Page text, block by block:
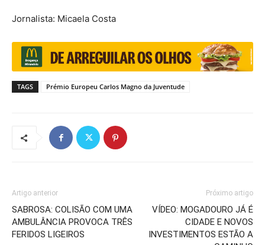
Jornalista: Micaela Costa
TAGS Prémio Europeu Carlos Magno da Juventude
Artigo anterior
SABROSA: COLISÃO COM UMA
AMBULÂNCIA PROVOCA TRÊS
FERIDOS LIGEIROS
Próximo artigo
VÍDEO: MOGADOURO JÁ É
CIDADE E NOVOS
INVESTIMENTOS ESTÃO A